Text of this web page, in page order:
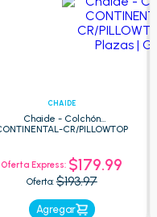
CHAIDE
Chaide - Colchón
CR/PILLOWTOP
Oferta Express: $179.99
Oferta: $193.97
Agregar